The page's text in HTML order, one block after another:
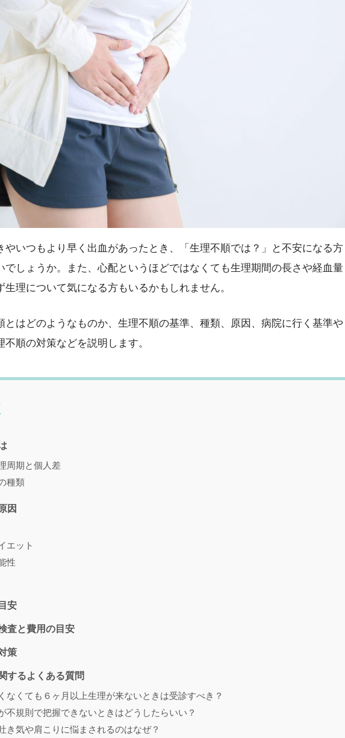
やいつもより早く出血があったとき、「生理不順では？」と不安になる方
でしょうか。また、心配というほどではなくても生理期間の長さや経血量
生理について気になる方もいるかもしれません。
とはどのようなものか、生理不順の基準、種類、原因、病院に行く基準や
不順の対策などを説明します。
周期と個人差
種類
因
エット
性
安
査と費用の目安
策
するよくある質問
なくても６ヶ月以上生理が来ないときは受診すべき？
不規則で把握できないときはどうしたらいい？
き気や肩こりに悩まされるのはなぜ？